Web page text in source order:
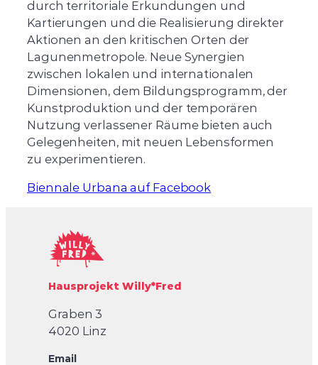
durch territoriale Erkundungen und
Kartierungen und die Realisierung direkter
Aktionen an den kritischen Orten der
Lagunenmetropole. Neue Synergien
zwischen lokalen und internationalen
Dimensionen, dem Bildungsprogramm, der
Kunstproduktion und der temporären
Nutzung verlassener Räume bieten auch
Gelegenheiten, mit neuen Lebensformen
zu experimentieren.
Biennale Urbana auf Facebook
Hausprojekt Willy*Fred
Graben 3
4020 Linz
Email